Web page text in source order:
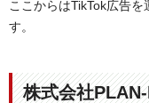
ここからはTikTok広告
す。
株式会社